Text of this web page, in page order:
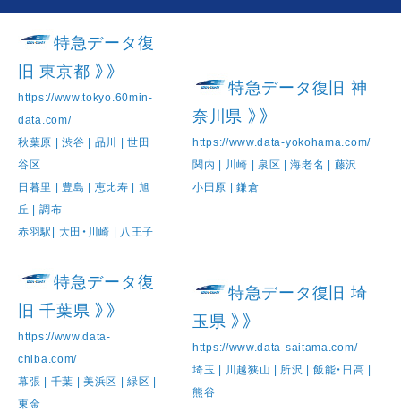
特急データ復
旧 東京都 》》
https://www.tokyo.60min-
data.com/
秋葉原 | 渋谷 | 品川 | 世田
谷区
日暮里 | 豊島 | 恵比寿 | 旭
丘 | 調布
赤羽駅| 大田・川崎 | 八王子
特急データ復旧 神
奈川県 》》
https://www.data-yokohama.com/
関内 | 川崎 | 泉区 | 海老名 | 藤沢
小田原 | 鎌倉
特急データ復
旧 千葉県 》》
https://www.data-
chiba.com/
幕張 | 千葉 | 美浜区 | 緑区 |
東金
特急データ復旧 埼
玉県 》》
https://www.data-saitama.com/
埼玉 | 川越狭山 | 所沢 | 飯能・日高 |
熊谷